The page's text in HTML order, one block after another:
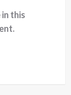
in this